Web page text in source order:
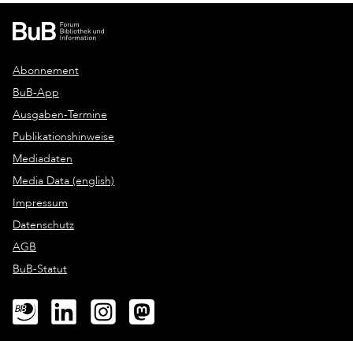
Abonnement
BuB-App
Ausgaben-Termine
Publikationshinweise
Mediadaten
Media Data (english)
Impressum
Datenschutz
AGB
BuB-Statut